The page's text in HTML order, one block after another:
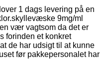
1 dags levering på en
9mg/ml
vær vagtsom da det er
forinden et konkret
de har udsigt til at kunne
før pakkepersonalet har